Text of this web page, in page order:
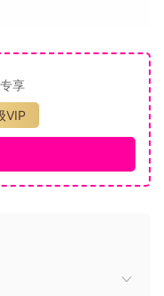
对着一张地图指指点
角在幻想乡跑来跑
甚至在关键的时候释
带有简单光影的“纸片
的3D效果和光影效果
感~~并且感觉主角搬动
足各种玩家的挑战需
专享
VIP